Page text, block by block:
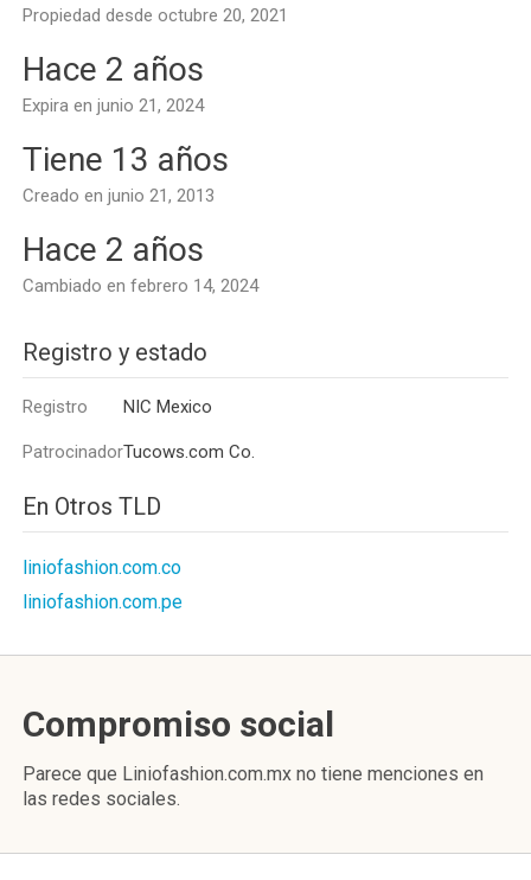
Propiedad desde octubre 20, 2021
Hace 2 años
Expira en junio 21, 2024
Tiene 13 años
Creado en junio 21, 2013
Hace 2 años
Cambiado en febrero 14, 2024
Registro y estado
Registro NIC Mexico
PatrocinadorTucows.com Co.
En Otros TLD
liniofashion.com.co
liniofashion.com.pe
Compromiso social
Parece que Liniofashion.com.mx no tiene menciones en
las redes sociales.